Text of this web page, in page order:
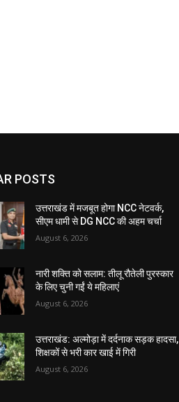
POSTS
उत्तराखंड में मजबूत होगा NCC नेटवर्क,
सीएम धामी से DG NCC की अहम चर्चा
August 6, 2026
नारी शक्ति को सलाम: तीलू रौतेली पुरस्कार
के लिए चुनी गईं ये महिलाएं
August 6, 2026
उत्तराखंड: अल्मोड़ा में दर्दनाक सड़क हादसा,
शिक्षकों से भरी कार खाई में गिरी
August 6, 2026